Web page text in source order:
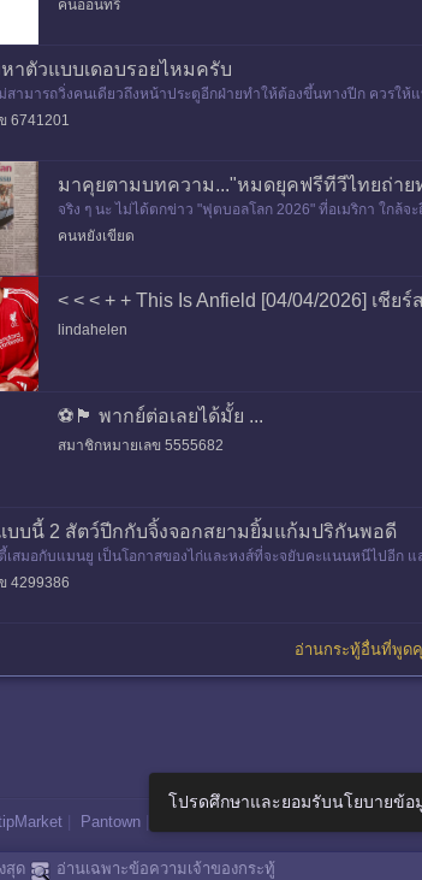
คนออนทรี
าตัวแบบเดอบรอยไหมครับ
ามารถวิ่งคนเดียวถึงหน้าประตูอีกฝ่ายทำให้ต้องขึ้นทางปีก ควรให้
ดาคับ
6741201
มาคุยตามบทความ..."หมดยุคฟรีทีวีไทยถ่า
จริง ๆ นะ ไม่ได้ตกข่าว "ฟุตบอลโลก 2026" ที่อเมริกา ใกล้
ะถ่ายทอดสด หรือว่าหมดย
คนหยังเขียด
< < < + + This Is Anfield [04/04/2026] เชี
lindahelen
⚽🏴󠁧󠁢󠁥󠁮󠁧󠁿 พากย์ต่อเลยได้มั้ย ...
สมาชิกหมายเลข 5555682
บบนี้ 2 สัตว์ปีกกับจิ้งจอกสยามยิ้มแก้มปริกันพอดี
สมอกับแมนยู เป็นโอกาสของไก่และหงส์ที่จะจยับคะแนนหนีไปอีก
4299386
อ่านกระทู้อื่นที่พูด
สุด อ่านเฉพาะข้อความเจ้าของกระทู้
Pantown
โปรดศึกษาและยอมรับนโยบายข้